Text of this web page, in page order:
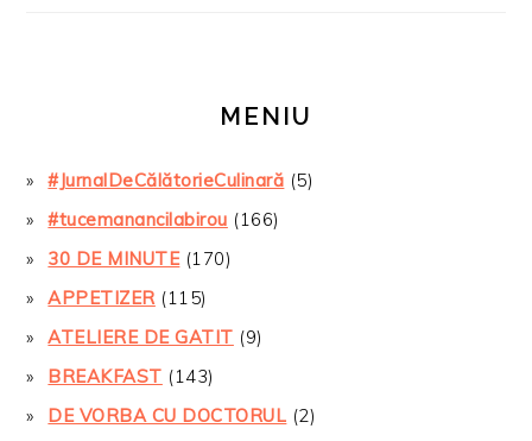
MENIU
#JurnalDeCălătorieCulinară (5)
#tucemanancilabirou (166)
30 DE MINUTE(170)
APPETIZER (115)
ATELIERE DE GATIT (9)
BREAKFAST (143)
DE VORBA CU DOCTORUL (2)